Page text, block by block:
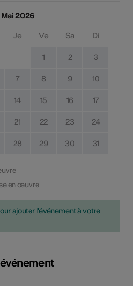
Mai 2026
Je Ve Sa Di
1 2 3
7 8 9 10
14 15 16 17
21 22 23 24
28 29 30 31
en œuvre
ajouter l'événement à votre